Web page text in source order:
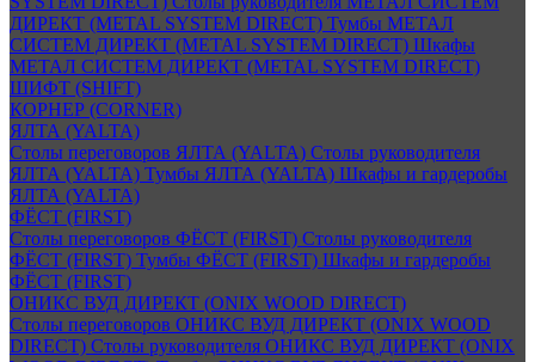
ДИРЕКТ (METAL SYSTEM DIRECT) Тумбы МЕТАЛ
СИСТЕМ ДИРЕКТ (METAL SYSTEM DIRECT) Шкафы
МЕТАЛ СИСТЕМ ДИРЕКТ (METAL SYSTEM DIRECT)
ШИФТ (SHIFT)
КОРНЕР (CORNER)
ЯЛТА (YALTA)
Столы переговоров ЯЛТА (YALTA) Столы руководителя
ЯЛТА (YALTA) Тумбы ЯЛТА (YALTA) Шкафы и гардеробы
ЯЛТА (YALTA)
ФЁСТ (FIRST)
Столы переговоров ФЁСТ (FIRST) Столы руководителя
ФЁСТ (FIRST) Тумбы ФЁСТ (FIRST) Шкафы и гардеробы
ФЁСТ (FIRST)
ОНИКС ВУД ДИРЕКТ (ONIX WOOD DIRECT)
Столы переговоров ОНИКС ВУД ДИРЕКТ (ONIX WOOD
DIRECT) Столы руководителя ОНИКС ВУД ДИРЕКТ (ONIX